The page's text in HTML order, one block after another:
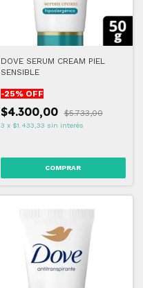
DOVE SERUM CREAM PIEL
SENSIBLE
-25% OFF
$4.300,00 $5.733,00
3 x $1.433,33 sin interés